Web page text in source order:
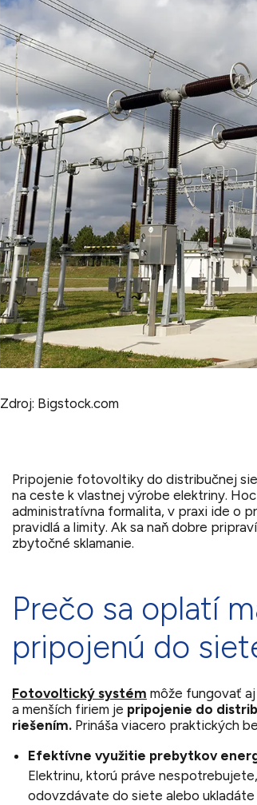
Zdroj: Bigstock.com
Pripojenie fotovoltiky do distribučnej
na ceste k vlastnej výrobe elektriny.
administratívna formalita, v praxi ide o
pravidlá a limity. Ak sa naň dobre
zbytočné sklamanie.
Prečo sa oplatí
pripojenú do
Fotovoltický systém môže fungovať
a menších firiem je pripojenie do
riešením. Prináša viacero praktických
Efektívne využitie prebytkov
Elektrinu, ktorú práve
odovzdávate do siete alebo ukladáte